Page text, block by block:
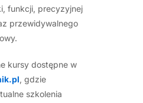
funkcji, precyzyjnej
przewidywalnego
kursy dostępne w
, gdzie
szkolenia